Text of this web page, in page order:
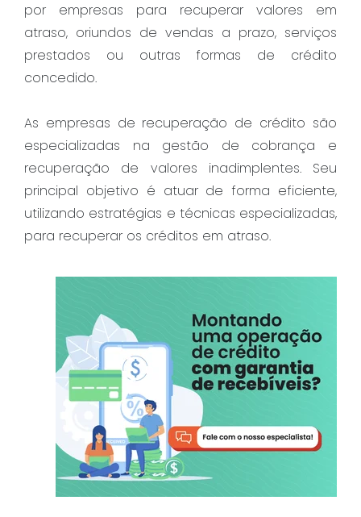
por empresas para recuperar valores em
atraso, oriundos de vendas a prazo, serviços
prestados ou outras formas de crédito
concedido.
As empresas de recuperação de crédito são
especializadas na gestão de cobrança e
recuperação de valores inadimplentes. Seu
principal objetivo é atuar de forma eficiente,
utilizando estratégias e técnicas especializadas,
para recuperar os créditos em atraso.